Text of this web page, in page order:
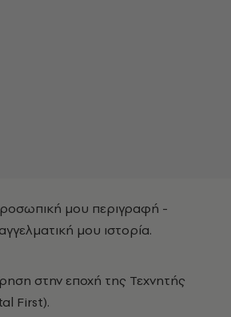
μου περιγραφή -
μου ιστορία.
στην εποχή της Τεχνητής
First).